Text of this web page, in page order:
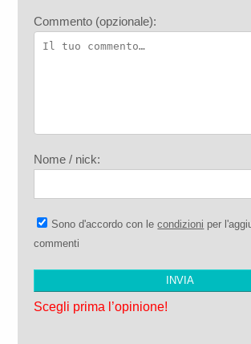
Commento (opzionale):
Nome / nick:
Sono d'accordo con lecondizioni per
commenti
Scegli prima l’opinione!